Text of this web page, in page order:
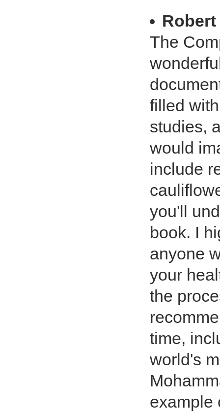
The
filled
studies,
would
include
you'll
book. I
anyone
your
the
time,
world's
example